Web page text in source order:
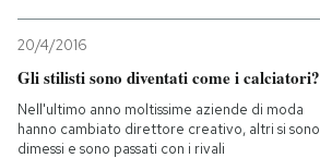
20/4/2016
Gli stilisti sono diventati come i calciatori?
Nell'ultimo anno moltissime aziende di moda
hanno cambiato direttore creativo, altri si sono
dimessi e sono passati con i rivali